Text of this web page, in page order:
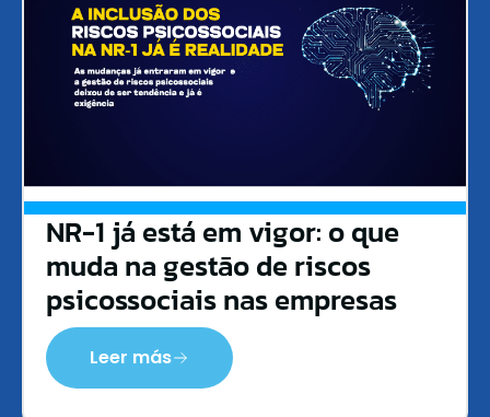
NR-1 já está em vigor: o que
muda na gestão de riscos
psicossociais nas empresas
Leer más